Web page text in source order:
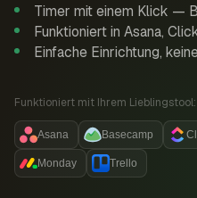
Timer mit einem Klick —
Funktioniert in Asana,
Einfache Einrichtung,
Funktioniert mit Ihrem Lieblingstool:
Asana Basecamp
Monday Trello